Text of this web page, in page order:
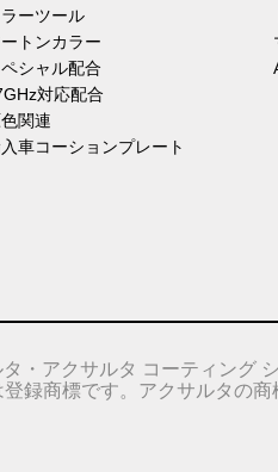
ーツール
トンカラー
ペシャル配合
対応配合
関連
車コーションプレート
・アクサルタ コーティン
録商標です。アクサルタの